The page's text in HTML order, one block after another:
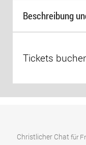
Beschreibung
Tickets
Christlicher Chat für